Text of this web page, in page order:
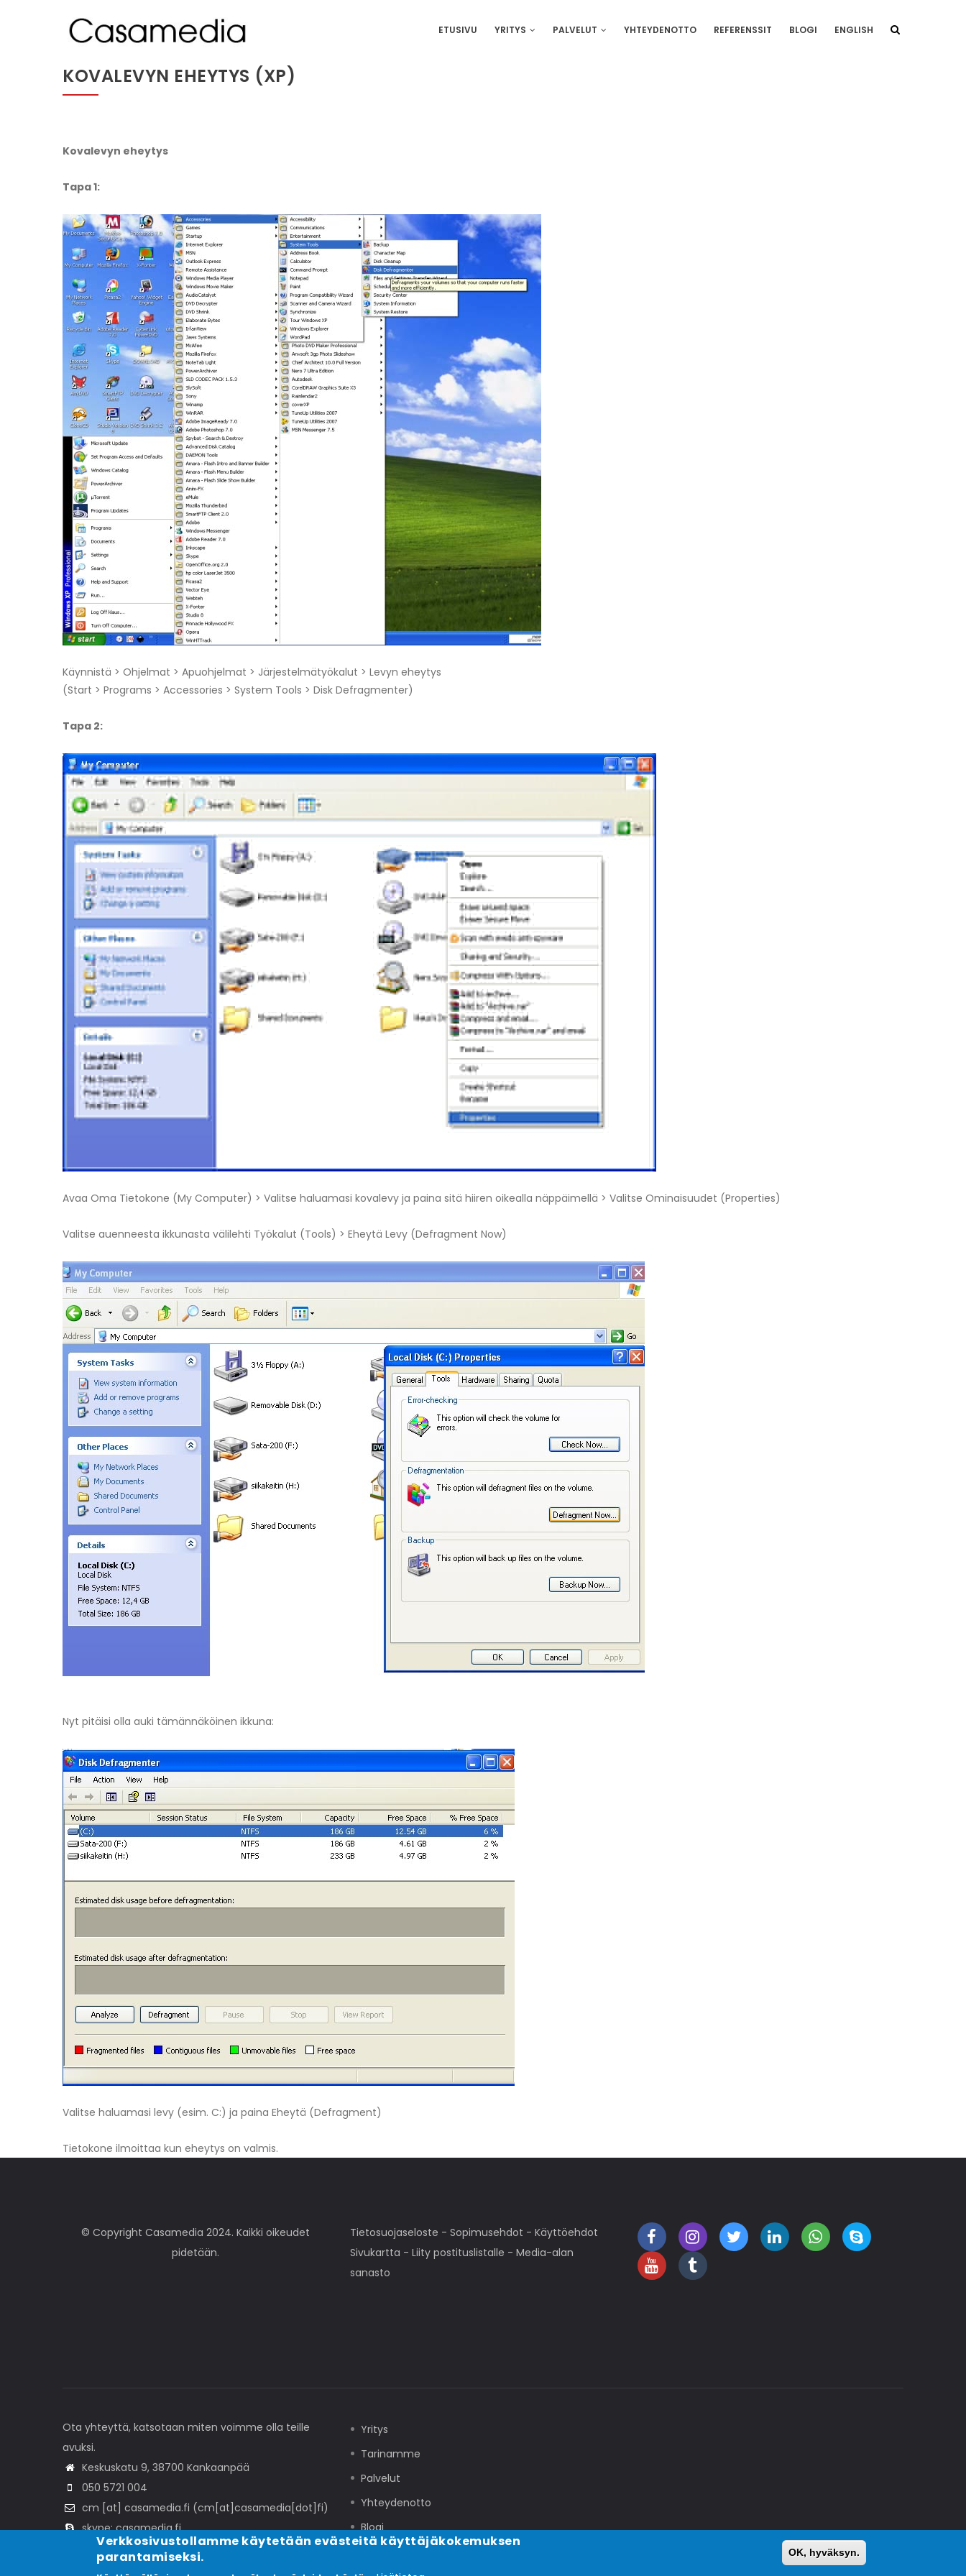
ETUSIVU YRITYS PALVELUT YHTEYDENOTTO REFERENSSIT BLOGI ENGLISH
KOVALEVYN EHEYTYS (XP)
Kovalevyn eheytys
Tapa 1:
Käynnistä > Ohjelmat > Apuohjelmat > Järjestelmätyökalut > Levyn eheytys
(Start > Programs > Accessories > System Tools > Disk Defragmenter)
Tapa 2:
Avaa Oma Tietokone (My Computer) > Valitse haluamasi kovalevy ja paina sitä hiiren oikealla näppäimellä > Valitse Ominaisuudet (Properties)
Valitse auenneesta ikkunasta välilehti Työkalut (Tools) > Eheytä Levy (Defragment Now)
Nyt pitäisi olla auki tämännäköinen ikkuna:
Valitse haluamasi levy (esim. C:) ja paina Eheytä (Defragment)
Tietokone ilmoittaa kun eheytys on valmis.
© Copyright Casamedia 2024. Kaikki oikeudet
pidetään.
Tietosuojaseloste - Sopimusehdot - Käyttöehdot
Sivukartta - Liity postituslistalle - Media-alan
sanasto
Ota yhteyttä, katsotaan miten voimme olla teille
avuksi.
Keskuskatu 9, 38700 Kankaanpää
050 5721 004
cm [at] casamedia.fi (cm[at]casamedia[dot]fi)
skype: casamedia.fi
Yritys
Tarinamme
Palvelut
Yhteydenotto
Blogi
Verkkosivustollamme käytetään evästeitä käyttäjäkokemuksen
parantamiseksi.
OK, hyväksyn.